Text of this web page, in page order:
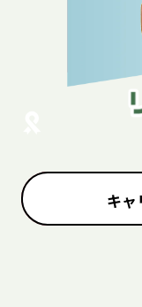
キャ